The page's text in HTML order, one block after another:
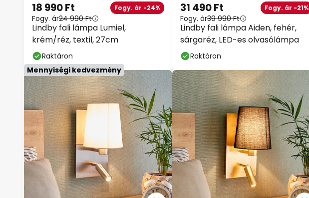
Lindby fali lámpa Lumiel,
krém/réz, textil, 27cm
18 990 Ft Fogy. ár -24%
Fogy. ár24 990 Ft
Raktáron
Lindby fali lámpa Aiden, fehér,
sárgaréz, LED-es olvasólámpa
31 490 Ft Fogy. ár -21%
Fogy. ár39 990 Ft
Raktáron
Mennyiségi kedvezmény